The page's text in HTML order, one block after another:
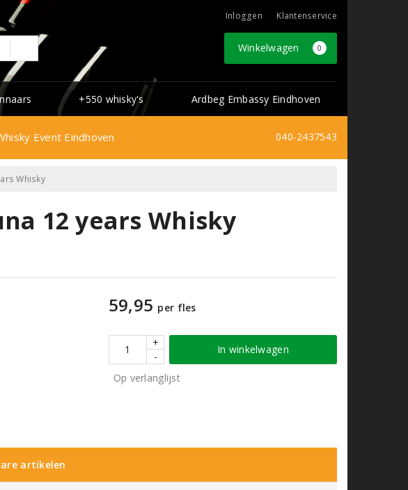
Inloggen Klantenservice
Winkelwagen 0
+550 whisky's Ardbeg Embassy Eindhoven
Event Eindhoven 040-2437543
Whisky
12 years Whisky
59,95 per fles
+
-
In winkelwagen
Op verlanglijst
artikelen